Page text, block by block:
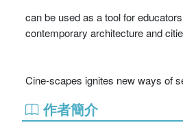
can be used as a tool for
contemporary architecture and
Cine-scapes ignites new ways of
作者簡介